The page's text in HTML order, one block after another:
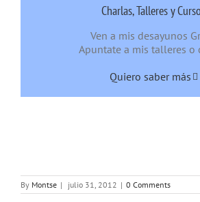
Charlas, Talleres y
Ven a mis desayunos
Apuntate a mis talleres o
Quiero saber más
By Montse | julio 31, 2012 | 0 Comments